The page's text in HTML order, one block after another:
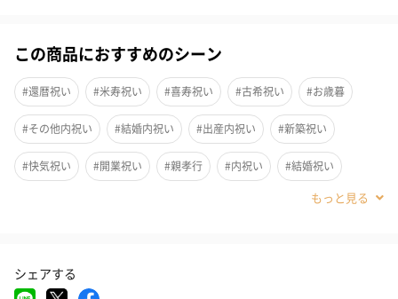
国産の非加熱非加工の生蜂蜜をご用意しております。
百花蜜はいろいろな花の蜜のため、それぞれが個性あり、花の香
りも芳醇で
まさに食べる花の蜜を体感いただけます。
季節や地域、花の種類によって色も風味も異なります。
●原産地
日本（岡山県産）
この商品におすすめのシーン
#還暦祝い #米寿祝い #喜寿祝い #古希祝い #お歳暮
#その他内祝い #結婚内祝い #出産内祝い #新築祝い
#快気祝い #開業祝い #親孝行 #内祝い #結婚祝い
#引っ越し祝い
#お祝い
シェアする